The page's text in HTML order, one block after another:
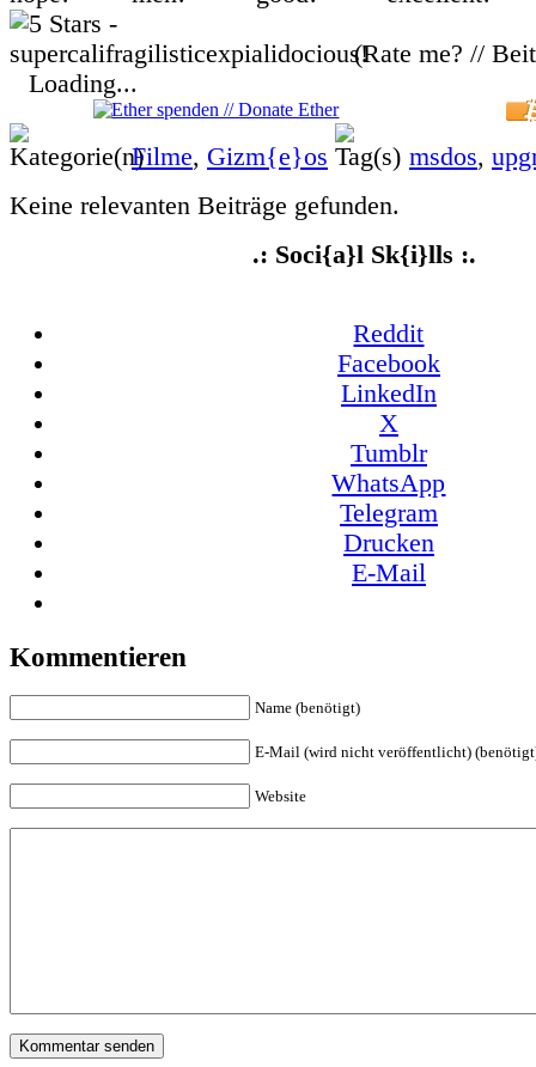
(Rate me? //
Loading...
Filme, Gizm{e}os msdos,
Keine relevanten Beiträge gefunden.
.: Soci{a}l Sk{i}lls :.
Reddit
Facebook
LinkedIn
X
Tumblr
WhatsApp
Telegram
Drucken
E-Mail
Kommentieren
Name (benötigt)
E-Mail (wird nicht veröffentlicht)
Website